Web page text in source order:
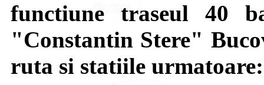
functiune traseul 40
"Constantin Stere"
ruta si statiile urmatoare: